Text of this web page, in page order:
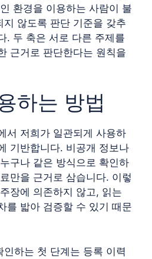
환경을 이용하는 사람이 불
지 않도록 판단 기준을 갖추
. 두 축은 서로 다른 주제를
근거로 판단한다는 원칙을
하는 방법
서 저희가 일관되게 사용하
기반합니다. 비공개 정보나
구나 같은 방식으로 확인하
만을 근거로 삼습니다. 이렇
장에 의존하지 않고, 읽는
를 밟아 검증할 수 있기 때문
인하는 첫 단계는 등록 이력